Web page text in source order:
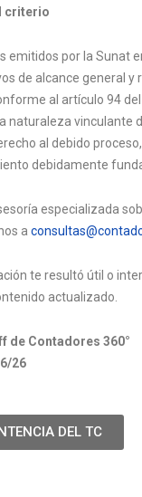
criterio
emitidos por la Sunat
de alcance general y
al artículo 94
naturaleza vinculante
al debido
debidamente
especializada
a
te resultó útil o
actualizado.
de Contadores 360°
26
DEL TC